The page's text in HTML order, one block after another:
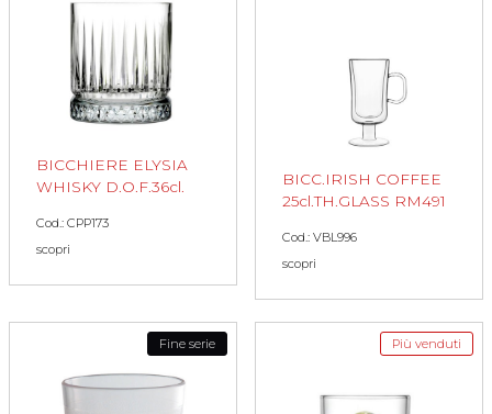
BICCHIERE ELYSIA
WHISKY D.O.F.36cl.
Cod.: CPP173
scopri
BICC.IRISH COFFEE
25cl.TH.GLASS RM491
Cod.: VBL996
scopri
Fine serie Più venduti